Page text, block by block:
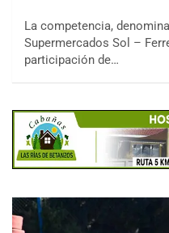
La competencia,
Supermercados Sol –
participación de…